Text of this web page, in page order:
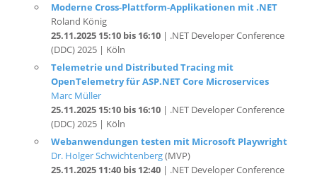
25.11.2025 15:10 bis 16:10| .NET Developer Conference
(DDC) 2025 | Köln
Telemetrie und Distributed Tracing mit
OpenTelemetry für ASP.NET Core Microservices
Marc Müller
25.11.2025 15:10 bis 16:10| .NET Developer Conference
(DDC) 2025 | Köln
Webanwendungen testen mit Microsoft Playwright
Dr. Holger Schwichtenberg
25.11.2025 11:40 bis 12:40| .NET Developer Conference
(DDC) 2025 | Köln
SaaS-Startup mit .NET, ASP.NET Core & Blazor – Der